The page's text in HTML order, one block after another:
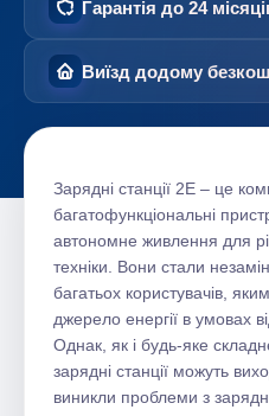
Гарантія до 24
Виїзд додому
Зарядні станції 2E – це
багатофункціональні
автономне живлення для
техніки. Вони стали
багатьох користувачів,
джерело енергії в умовах
Однак, як і будь-яке
зарядні станції можуть
виникли проблеми з